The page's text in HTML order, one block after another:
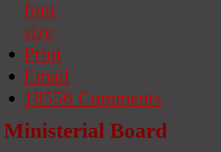
Print
Email
18556 Comments
Ministerial Board